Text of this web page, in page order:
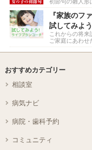
『家族のフ
試してみよ
これからの将来
ご家庭にあわせ
おすすめカテゴリー
相談室
病気ナビ
病院・歯科予約
コミュニティ